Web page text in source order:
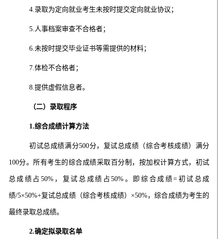
4.录取为定向就业考生未按时提交定向就业协议；
5.人事档案审查不合格者；
6.未按时提交毕业证书等需提供的材料；
7.体检不合格者；
8.提供虚假信息者。
（二）录取程序
1.综合成绩计算方法
初试总成绩满分500分，复试总成绩（综合考核成绩）满分
100分。所有考生的综合成绩采取百分制，按加权计算方式，初试
总成绩占50%，复试总成绩占50%。即综合成绩=初试总成
绩/5×50%+复试总成绩（综合考核成绩）×50%，综合成绩为考生的
最终录取总成绩。
2.确定拟录取名单